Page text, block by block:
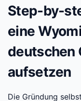
Step-by-
eine
deutschen
aufsetzen
Die Gründung